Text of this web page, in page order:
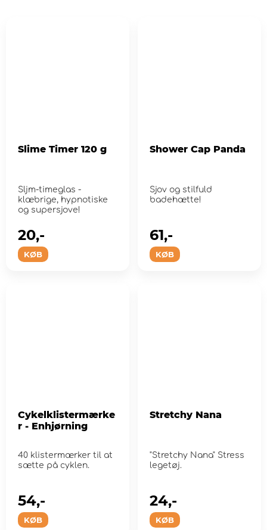
Slime Timer 120 g
Sljm-timeglas -
klæbrige, hypnotiske
og supersjove!
KØB
20,-
Shower Cap Panda
Sjov og stilfuld
badehætte!
KØB
61,-
Cykelklistermærke
r - Enhjørning
40 klistermærker til at
sætte på cyklen.
KØB
54,-
Stretchy Nana
"Stretchy Nana" Stress
legetøj.
KØB
24,-